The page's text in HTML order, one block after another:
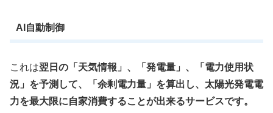
AI自動制御
これは翌日の「天気情報」、「発電量」、「電力使用状
況」を予測して、「余剰電力量」を算出し、太陽光発電電
力を最大限に自家消費することが出来るサービスです。